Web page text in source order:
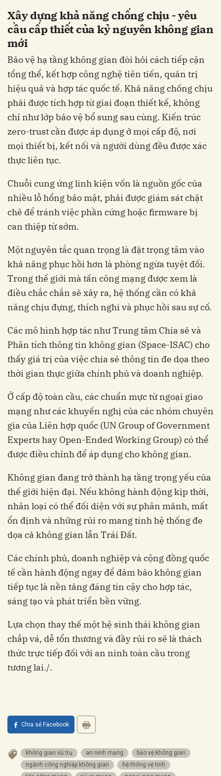
Xây dựng khả năng chống chịu - yêu
cầu cấp thiết của kỷ nguyên không gian
mới
Bảo vệ hạ tầng không gian đòi hỏi cách tiếp cận
tổng thể, kết hợp công nghệ tiên tiến, quản trị
hiệu quả và hợp tác quốc tế. Khả năng chống chịu
phải được tích hợp từ giai đoạn thiết kế, không
chỉ như lớp bảo vệ bổ sung sau cùng. Kiến trúc
zero-trust cần được áp dụng ở mọi cấp độ, nơi
mọi thiết bị, kết nối và người dùng đều được xác
thực liên tục.
Chuỗi cung ứng linh kiện vốn là nguồn gốc của
nhiều lỗ hổng bảo mật, phải được giám sát chặt
chẽ để tránh việc phần cứng hoặc firmware bị
can thiệp từ sớm.
Một nguyên tắc quan trọng là đặt trọng tâm vào
khả năng phục hồi hơn là phòng ngừa tuyệt đối.
Trong thế giới mà tấn công mạng được xem là
điều chắc chắn sẽ xảy ra, hệ thống cần có khả
năng chịu đựng, thích nghi và phục hồi sau sự cố.
Các mô hình hợp tác như Trung tâm Chia sẻ và
Phân tích thông tin không gian (Space-ISAC) cho
thấy giá trị của việc chia sẻ thông tin đe dọa theo
thời gian thực giữa chính phủ và doanh nghiệp.
Ở cấp độ toàn cầu, các chuẩn mực từ ngoại giao
mạng như các khuyến nghị của các nhóm chuyên
gia của Liên hợp quốc (UN Group of Government
Experts hay Open-Ended Working Group) có thể
được điều chỉnh để áp dụng cho không gian.
Không gian đang trở thành hạ tầng trọng yếu của
thế giới hiện đại. Nếu không hành động kịp thời,
nhân loại có thể đối diện với sự phân mảnh, mất
ổn định và những rủi ro mang tính hệ thống đe
dọa cả không gian lẫn Trái Đất.
Các chính phủ, doanh nghiệp và cộng đồng quốc
tế cần hành động ngay để đảm bảo không gian
tiếp tục là nền tảng đáng tin cậy cho hợp tác,
sáng tạo và phát triển bền vững.
Lựa chọn thay thế một hệ sinh thái không gian
chắp vá, dễ tổn thương và đầy rủi ro sẽ là thách
thức trực tiếp đối với an ninh toàn cầu trong
tương lai./.
Chia sẻ Facebook
không gian vũ trụ an ninh mạng
bảo vệ không gian
ngành công nghiệp không gian
hệ thống vệ tinh